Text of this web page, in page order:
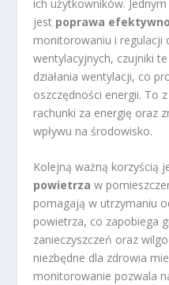
ich użytkowników.
jest poprawa
monitorowaniu i regulacji
wentylacyjnych, czujniki
działania wentylacji, co
oszczędności energii. To
rachunki za energię oraz
wpływu na środowisko.
Kolejną ważną korzyścią
powietrza w
pomagają w utrzymaniu
powietrza, co zapobiega
zanieczyszczeń oraz
niezbędne dla zdrowia
monitorowanie pozwala